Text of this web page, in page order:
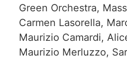
Green Orchestra,
Carmen Lasorella,
Maurizio Camardi,
Maurizio Merluzzo,